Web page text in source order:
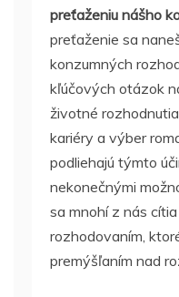
preťaženiu nášho
preťaženie sa
konzumných
kľúčových otázok
životné
kariéry a výber
podliehajú týmto
nekonečnými
sa mnohí z nás
rozhodovaním,
premýšľaním nad